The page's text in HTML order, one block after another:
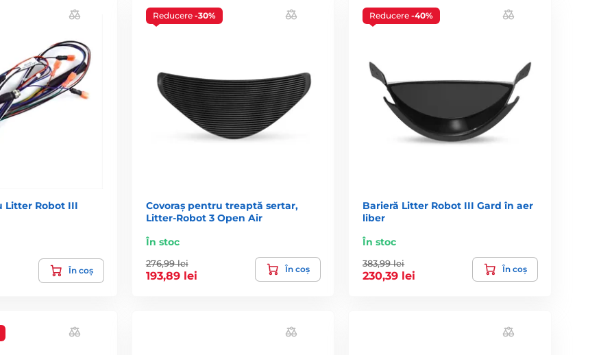
Litter Robot III
În coș
Reducere -30%
Covoraș pentru treaptă sertar,
Litter-Robot 3 Open Air
În stoc
276,99 lei
193,89 lei
În coș
Reducere-40%
Barieră Litter Robot III Gard în aer
liber
În stoc
383,99 lei
230,39 lei
În coș